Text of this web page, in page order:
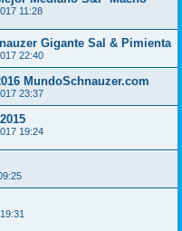
11:28
Gigante Sal & Pimienta
22:40
MundoSchnauzer.com
23:37
19:24